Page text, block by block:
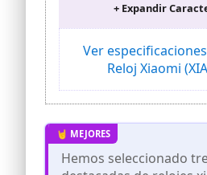
Batería de larga
horas en modo
Compatible con
cancelación de ruido 2
Seguimiento
entrenamiento;
mucho más
Resistencia al agua de
+ Expandir
Ver
Reloj Xiaomi
Hemos seleccionado